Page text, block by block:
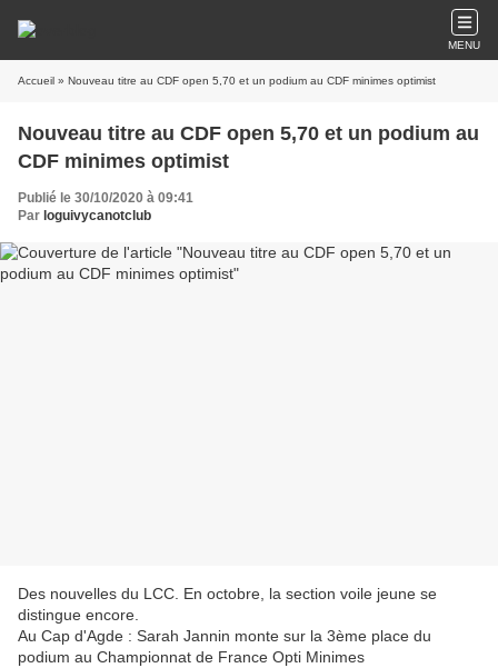
MENU
Accueil » Nouveau titre au CDF open 5,70 et un podium au CDF minimes optimist
Nouveau titre au CDF open 5,70 et un podium au
CDF minimes optimist
Publié le 30/10/2020 à 09:41
Par loguivycanotclub
Des nouvelles du LCC. En octobre, la section voile jeune se
distingue encore.
Au Cap d'Agde : Sarah Jannin monte sur la 3ème place du
podium au Championnat de France Opti Minimes